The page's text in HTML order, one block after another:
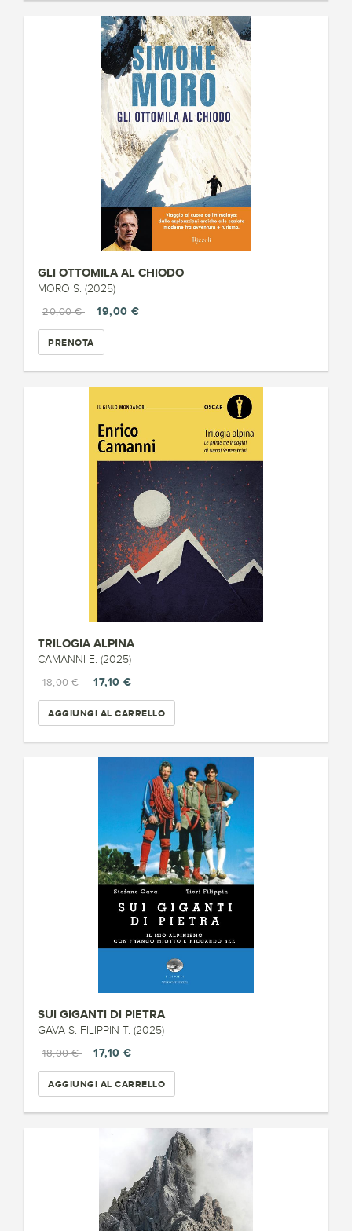
GLI OTTOMILA AL CHIODO
MORO S. (2025)
20,00 €
19,00 €
PRENOTA
TRILOGIA ALPINA
CAMANNI E. (2025)
18,00 €
17,10 €
AGGIUNGI AL CARRELLO
SUI GIGANTI DI PIETRA
GAVA S. FILIPPIN T. (2025)
18,00 €
17,10 €
AGGIUNGI AL CARRELLO